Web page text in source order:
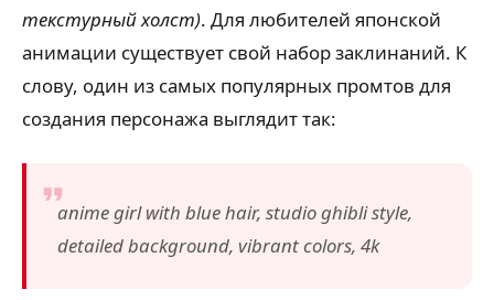
текстурный холст). Для любителей японской
анимации существует свой набор заклинаний. К
слову, один из самых популярных промтов для
создания персонажа выглядит так:
anime girl with blue hair, studio ghibli style,
detailed background, vibrant colors, 4k